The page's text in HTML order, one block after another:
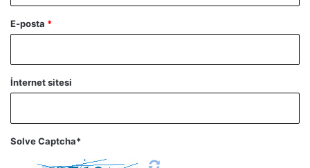
E-posta *
İnternet sitesi
Solve Captcha*